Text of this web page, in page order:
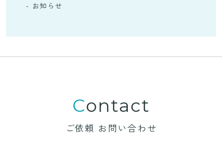
- お知らせ
Contact
ご依頼 お問い合わせ